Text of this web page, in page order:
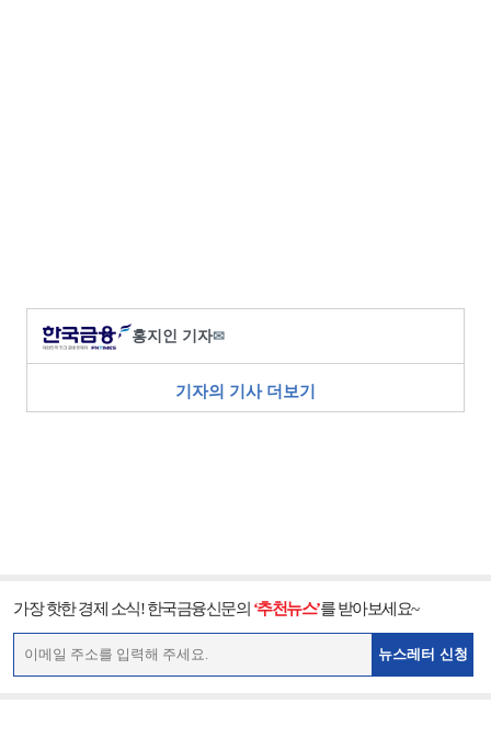
홍지인 기자✉
기자의 기사 더보기
가장 핫한 경제 소식! 한국금융신문의 ‘추천뉴스’를 받아보세요~
뉴스레터 신청